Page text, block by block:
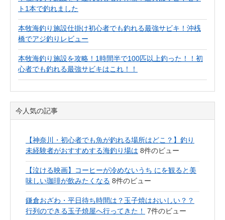
ト1本で釣れました
本牧海釣り施設仕掛け初心者でも釣れる最強サビキ！沖桟
橋でアジ釣りレビュー
本牧海釣り施設を攻略！1時間半で100匹以上釣った！！初
心者でも釣れる最強サビキはこれ！！
今人気の記事
【神奈川・初心者でも魚が釣れる場所はどこ？】釣り
未経験者がおすすめする海釣り場は 8件のビュー
【泣ける映画】コーヒーが冷めないうち にを観ると美
味しい珈琲が飲みたくなる 8件のビュー
鎌倉おざわ・平日待ち時間は？玉子焼はおいしい？？
行列のできる玉子焼屋へ行ってきた！
7件のビュー